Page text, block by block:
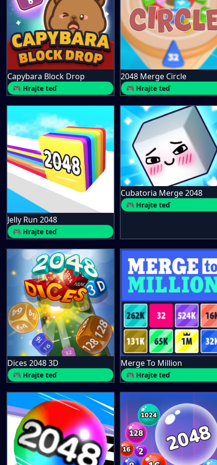
Capybara Block Drop
🎮 Hrajte teď
2048 Merge Circle
🎮 Hrajte teď
Jelly Run 2048
🎮 Hrajte teď
Cubatoria Merge 2048
🎮 Hrajte teď
Dices 2048 3D
🎮 Hrajte teď
Merge To Million
🎮 Hrajte teď